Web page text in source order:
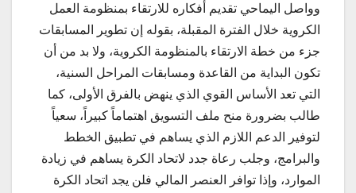
وواصل اليماحي تقديم أفكاره للارتقاء بمنظومة العمل
الكروية خلال الفترة المقبلة، بقوله إن تطوير المسابقات
جزء من خطة الارتقاء بالمنظومة الكروية، ولا بد من أن
تكون البداية من القاعدة ومسابقات المراحل السنية،
التي تعد الأساس القوي الذي ينهض بالفرق الأولى، كما
طالب بضرورة منح ملف التسويق اهتماماً كبيراً، سعياً
لتوفير الدعم اللازم الذي يساهم في تطبيق الخطط
والبرامج، وجلب رعاة جدد لاتحاد الكرة يساهم في زيادة
الموارد، وإذا توافر العنصر المالي فلن يجد اتحاد الكرة